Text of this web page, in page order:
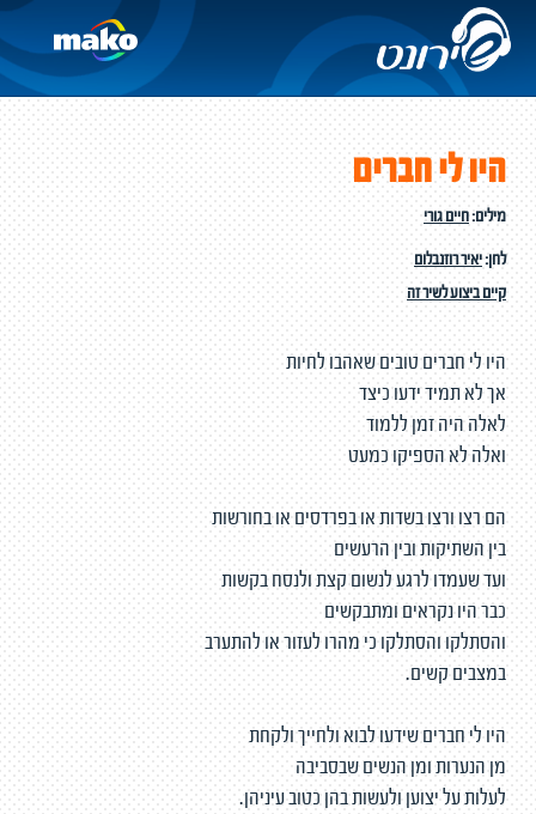
היו לי חברים
מילים:חיים גורי
לחן:יאיר רוזנבלום
קיים ביצוע לשיר זה
היו לי חברים טובים שאהבו לחיות
אך לא תמיד ידעו כיצד
לאלה היה זמן ללמוד
ואלה לא הספיקו כמעט
הם רצו ורצו בשדות או בפרדסים או בחורשות
בין השתיקות ובין הרעשים
ועד שעמדו לרגע לנשום קצת ולנסח בקשות
כבר היו נקראים ומתבקשים
והסתלקו והסתלקו כי מהרו לעזור או להתערב
במצבים קשים.
היו לי חברים שידעו לבוא ולחייך ולקחת
מן הנערות ומן הנשים שבסביבה
לעלות על יצוען ולעשות בהן כטוב עיניהן.